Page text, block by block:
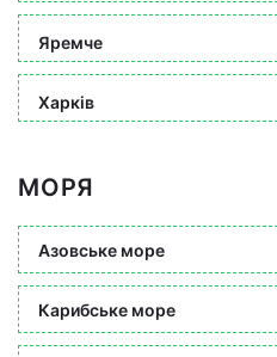
Яремче
Харків
МОРЯ
Азовське море
Карибське море